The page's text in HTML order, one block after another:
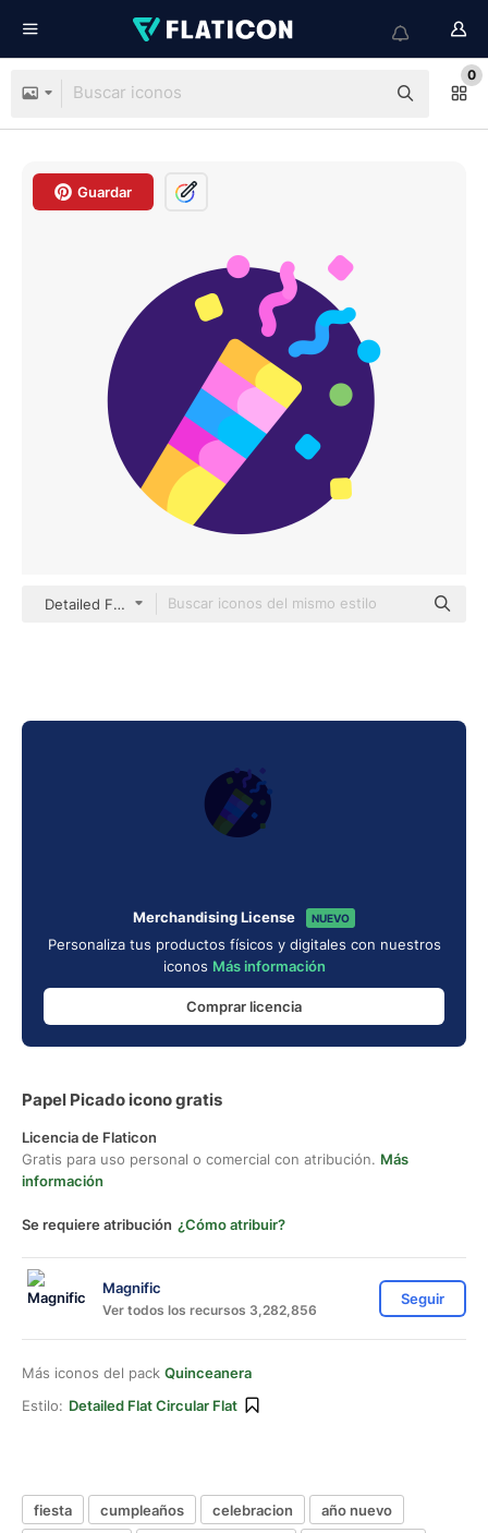
0
Guardar
Detailed Flat Circular Flat
Merchandising License NUEVO
Personaliza tus productos físicos y digitales con nuestros
iconos Más información
Comprar licencia
Papel Picado icono gratis
Licencia de Flaticon
Gratis para uso personal o comercial con atribución. Más
información
Se requiere atribución ¿Cómo atribuir?
Magnific
Ver todos los recursos 3,282,856
Seguir
Más iconos del pack Quinceanera
Estilo: Detailed Flat Circular Flat
fiesta cumpleaños celebracion
año nuevo